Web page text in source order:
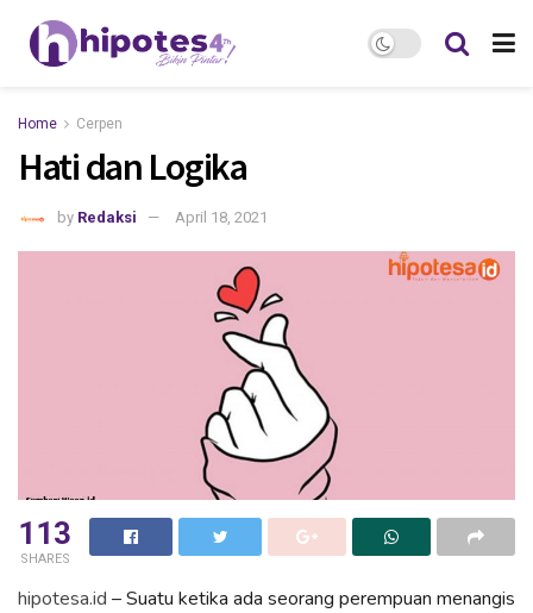
Home Cerpen
Hati dan Logika
by Redaksi April 18, 2021
113
SHARES
hipotesa.id – Suatu ketika ada seorang perempuan menangis